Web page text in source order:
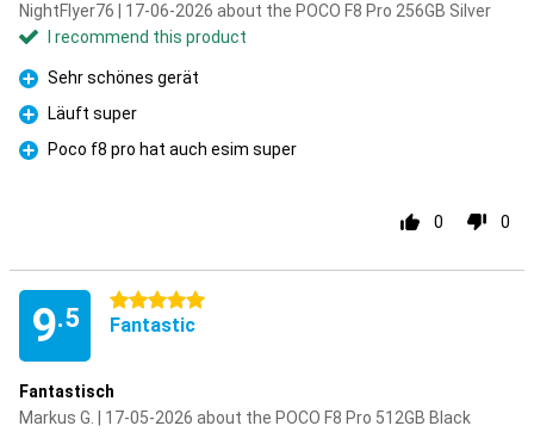
NightFlyer76 | 17-06-2026 about the POCO F8 Pro 256GB Silver
I recommend this product
Pro
Sehr schönes gerät
Pro
Läuft super
Pro
Poco f8 pro hat auch esim super
0 0
9.5
5 stars
Fantastic
Fantastisch
Markus G. | 17-05-2026 about the POCO F8 Pro 512GB Black